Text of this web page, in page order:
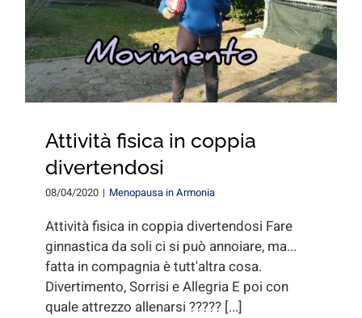
for:
Attività fisica in coppia
divertendosi
08/04/2020 | Menopausa in Armonia
Attività fisica in coppia divertendosi Fare
ginnastica da soli ci si può annoiare, ma...
fatta in compagnia è tutt'altra cosa.
Divertimento, Sorrisi e Allegria E poi con
quale attrezzo allenarsi ????? [...]